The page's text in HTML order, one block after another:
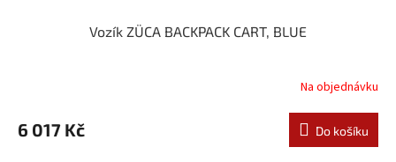
Vozík ZÜCA BACKPACK CART, BLUE
Na objednávku
6 017 Kč Do košíku